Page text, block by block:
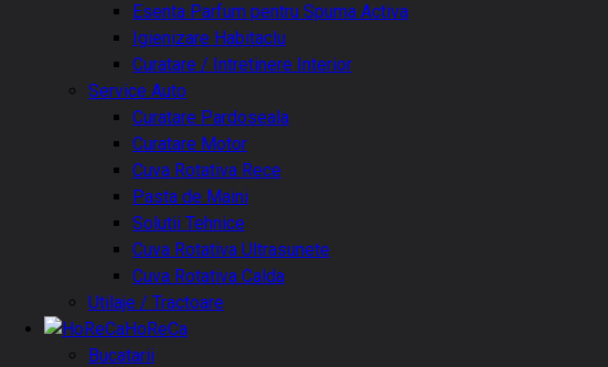
Esenta Parfum pentru Spuma Activa
Igienizare Habitaclu
Curatare / Intretinere Interior
Service Auto
Curatare Pardoseala
Curatare Motor
Cuva Rotativa Rece
Pasta de Maini
Solutii Tehnice
Cuva Rotativa Ultrasunete
Cuva Rotativa Calda
Utilaje / Tractoare
HoReCa
Bucatarii